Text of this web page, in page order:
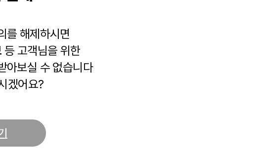
를 해제하시면
등 고객님을 위한
아보실 수 없습니다
겠어요?